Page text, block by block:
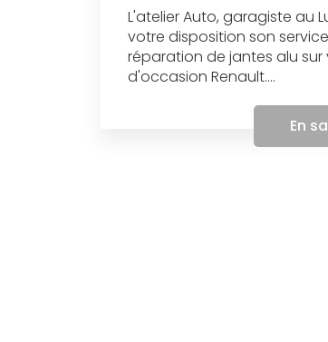
L'atelier Auto, garagiste au
votre disposition son
réparation de jantes alu sur
d'occasion Renault....
En